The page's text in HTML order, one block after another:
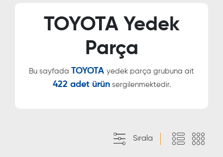
TOYOTA Yedek
Parça
Bu sayfada TOYOTA yedek parça grubuna ait
422 adet ürünsergilenmektedir.
Sırala